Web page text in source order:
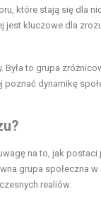
które stają się dla
jest kluczowe dla
to grupa
poznać dynamikę
na to, jak
grupa społeczna
realiów.